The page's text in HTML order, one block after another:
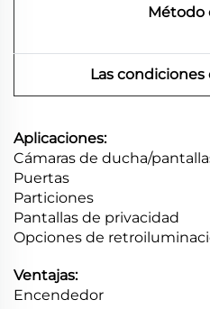
Método
Las
Aplicaciones:
Cámaras de ducha/
Puertas
Particiones
Pantallas de privacidad
Opciones de
Ventajas:
Encendedor